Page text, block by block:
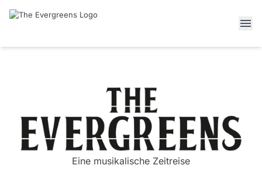
Eine musikalische Zeitreise